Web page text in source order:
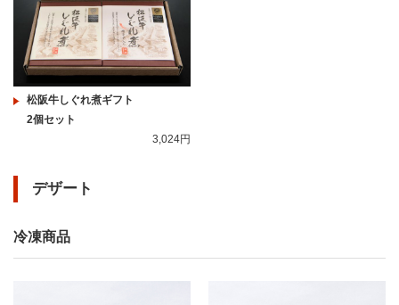
松阪牛しぐれ煮ギフト
2個セット
3,024円
デザート
冷凍商品